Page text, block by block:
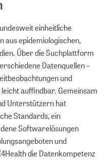
einheitliche
aus epidemiologischen,
Über die Suchplattform
Datenquellen –
und
auffindbar. Gemeinsam
Unterstützern hat
Standards, ein
Softwarelösungen
und
die Datenkompetenz